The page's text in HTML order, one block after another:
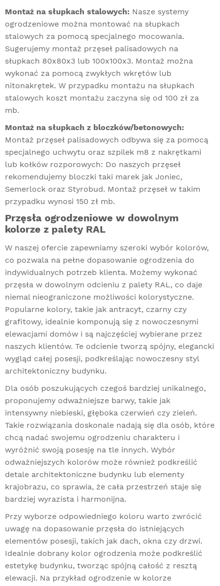
Montaż na słupkach stalowych: Nasze systemy
ogrodzeniowe można montować na słupkach
stalowych za pomocą specjalnego mocowania.
Sugerujemy montaż przęseł palisadowych na
słupkach 80x80x3 lub 100x100x3. Montaż można
wykonać za pomocą zwykłych wkrętów lub
nitonakrętek. W przypadku montażu na słupkach
stalowych koszt montażu zaczyna się od 100 zł za
mb.
Montaż na słupkach z bloczków/betonowych:
Montaż przęseł palisadowych odbywa się za pomocą
specjalnego uchwytu oraz szpilek m8 z nakrętkami
lub kołków rozporowych: Do naszych przęseł
rekomendujemy bloczki taki marek jak Joniec,
Semerlock oraz Styrobud. Montaż przęseł w takim
przypadku wynosi 150 zł mb.
Przęsła ogrodzeniowe w dowolnym
kolorze z palety RAL
W naszej ofercie zapewniamy szeroki wybór kolorów,
co pozwala na pełne dopasowanie ogrodzenia do
indywidualnych potrzeb klienta. Możemy wykonać
przęsła w dowolnym odcieniu z palety RAL, co daje
niemal nieograniczone możliwości kolorystyczne.
Popularne kolory, takie jak antracyt, czarny czy
grafitowy, idealnie komponują się z nowoczesnymi
elewacjami domów i są najczęściej wybierane przez
naszych klientów. Te odcienie tworzą spójny, elegancki
wygląd całej posesji, podkreślając nowoczesny styl
architektoniczny budynku.
Dla osób poszukujących czegoś bardziej unikalnego,
proponujemy odważniejsze barwy, takie jak
intensywny niebieski, głęboka czerwień czy zieleń.
Takie rozwiązania doskonale nadają się dla osób, które
chcą nadać swojemu ogrodzeniu charakteru i
wyróżnić swoją posesję na tle innych. Wybór
odważniejszych kolorów może również podkreślić
detale architektoniczne budynku lub elementy
krajobrazu, co sprawia, że cała przestrzeń staje się
bardziej wyrazista i harmonijna.
Przy wyborze odpowiedniego koloru warto zwrócić
uwagę na dopasowanie przęsła do istniejących
elementów posesji, takich jak dach, okna czy drzwi.
Idealnie dobrany kolor ogrodzenia może podkreślić
estetykę budynku, tworząc spójną całość z resztą
elewacji. Na przykład ogrodzenie w kolorze